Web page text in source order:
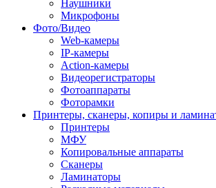
Наушники
Микрофоны
Фото/Видео
Web-камеры
IP-камеры
Action-камеры
Видеорегистраторы
Фотоаппараты
Фоторамки
Принтеры, сканеры, копиры и
Принтеры
МФУ
Копировальные аппараты
Сканеры
Ламинаторы